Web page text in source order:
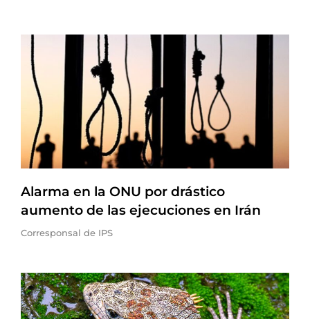
Alarma en la ONU por drástico
aumento de las ejecuciones en Irán
Corresponsal de IPS